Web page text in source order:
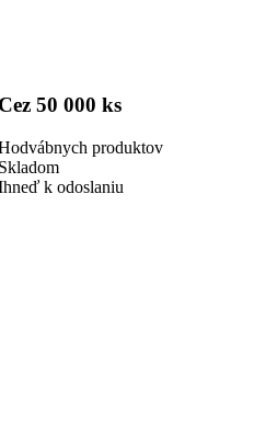
50 000 ks
produktov
k odoslaniu